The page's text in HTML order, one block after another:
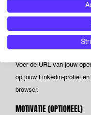
verstrekken aan
Voer de URL van jouw
op jouw Linkedin-profiel
browser.
MOTIVATIE(OPTIONEEL)